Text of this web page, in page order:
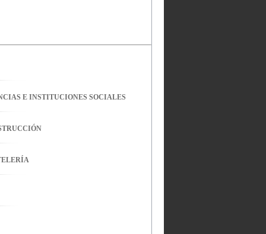
E INSTITUCIONES SOCIALES